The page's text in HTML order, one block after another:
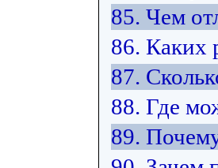
85. Чем
86. Каких
87.
88. Где
89.